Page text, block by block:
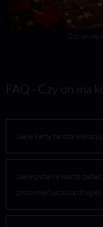
Czy on ma
FAQ - Czy on ma
Jakie karty tarota
Jakie pytania warto
zrozumieć uczucia drugiej